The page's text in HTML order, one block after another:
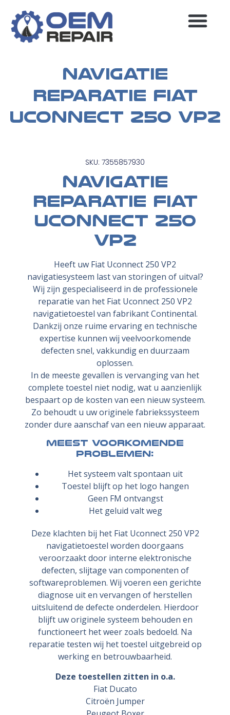
Navigatie
reparatie Fiat
Uconnect 250 VP2
SKU: 7355857930
Navigatie
reparatie Fiat
Uconnect 250
VP2
Heeft uw Fiat Uconnect 250 VP2
navigatiesysteem last van storingen of uitval?
Wij zijn gespecialiseerd in de professionele
reparatie van het Fiat Uconnect 250 VP2
navigatietoestel van fabrikant Continental.
Dankzij onze ruime ervaring en technische
expertise kunnen wij veelvoorkomende
defecten snel, vakkundig en duurzaam
oplossen.
In de meeste gevallen is vervanging van het
complete toestel niet nodig, wat u aanzienlijk
bespaart op de kosten van een nieuw systeem.
Zo behoudt u uw originele fabriekssysteem
zonder dure aanschaf van een nieuw apparaat.
Meest voorkomende
problemen:
Het systeem valt spontaan uit
Toestel blijft op het logo hangen
Geen FM ontvangst
Het geluid valt weg
Deze klachten bij het Fiat Uconnect 250 VP2
navigatietoestel worden doorgaans
veroorzaakt door interne elektronische
defecten, slijtage van componenten of
softwareproblemen. Wij voeren een gerichte
diagnose uit en vervangen of herstellen
uitsluitend de defecte onderdelen. Hierdoor
blijft uw originele systeem behouden en
functioneert het weer zoals bedoeld. Na
reparatie testen wij het toestel uitgebreid op
werking en betrouwbaarheid.
Deze toestellen zitten in o.a.
Fiat Ducato
Citroën Jumper